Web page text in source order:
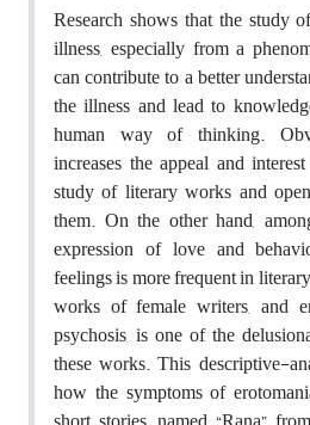
Research shows that the study
illness, especially from a
can contribute to a better
the illness and lead to
human way of thinking.
increases the appeal and
study of literary works and
them. On the other hand,
expression of love and
feelings is more frequent in
works of female writers, and
psychosis, is one of the
these works. This descriptive-
how the symptoms of